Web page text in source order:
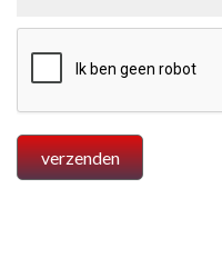
verzenden